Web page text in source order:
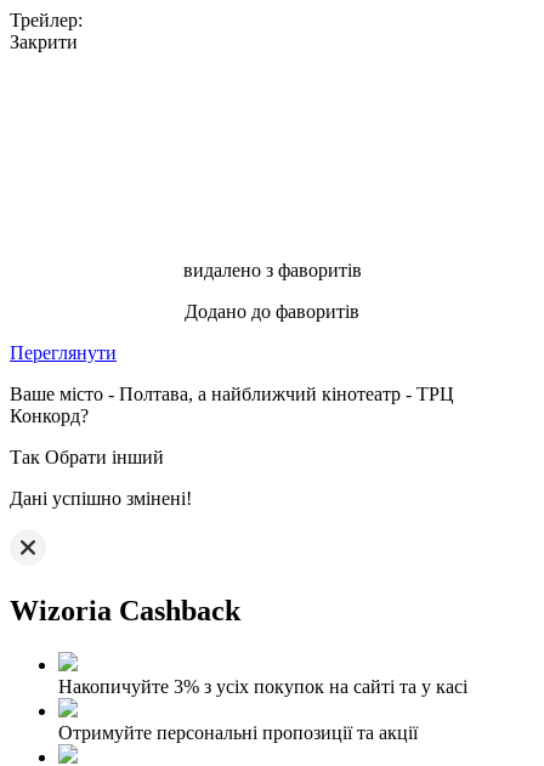
Трейлер:
Закрити
видалено з фаворитів
Додано до фаворитів
Переглянути
Ваше місто - Полтава, а найближчий кінотеатр - ТРЦ
Конкорд?
Так Обрати інший
Дані успішно змінені!
Wizoria Cashback
Накопичуйте 3% з усіх покупок на сайті та у касі
Отримуйте персональні пропозиції та акції